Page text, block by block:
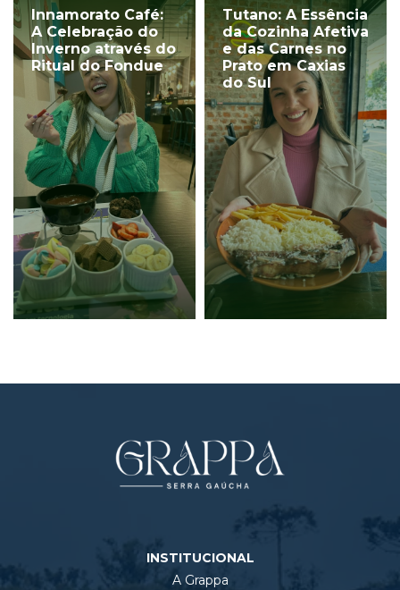
Innamorato Café:
A Celebração do
Inverno através do
Ritual do Fondue
Tutano: A Essência
da Cozinha Afetiva
e das Carnes no
Prato em Caxias
do Sul
INSTITUCIONAL
A Grappa